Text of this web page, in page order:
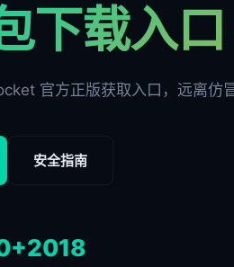
下载入
官方正版获取入口，远离仿
安全指南
2018